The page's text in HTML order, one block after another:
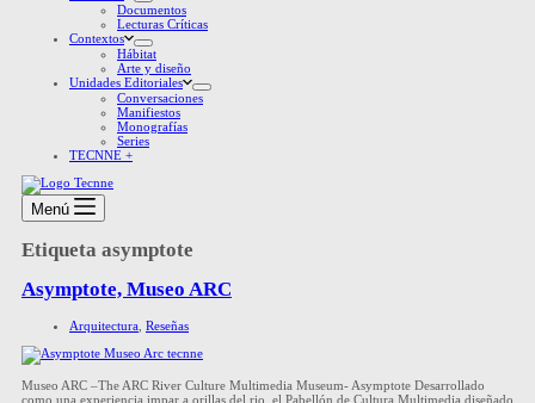
Documentos
Lecturas Críticas
Contextos
Hábitat
Arte y diseño
Unidades Editoriales
Conversaciones
Manifiestos
Monografías
Series
TECNNE +
Menú
Etiqueta asymptote
Asymptote, Museo ARC
Arquitectura Reseñas
Museo ARC –The ARC River Culture Multimedia Museum- Asymptote Desarrollado
como una experiencia impar a orillas del rio, el Pabellón de Cultura Multimedia diseñado